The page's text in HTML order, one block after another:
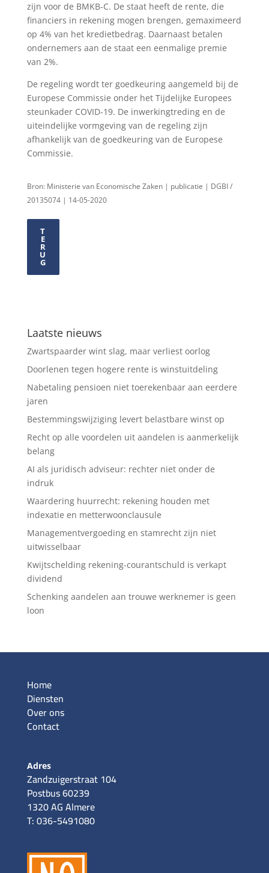
zijn voor de BMKB-C. De staat heeft de rente, die
financiers in rekening mogen brengen, gemaximeerd
op 4% van het kredietbedrag. Daarnaast betalen
ondernemers aan de staat een eenmalige premie
van 2%.
De regeling wordt ter goedkeuring aangemeld bij de
Europese Commissie onder het Tijdelijke Europees
steunkader COVID-19. De inwerkingtreding en de
uiteindelijke vormgeving van de regeling zijn
afhankelijk van de goedkeuring van de Europese
Commissie.
Bron: Ministerie van Economische Zaken | publicatie | DGBI /
20135074 | 14-05-2020
T
E
R
U
G
Laatste nieuws
Zwartspaarder wint slag, maar verliest oorlog
Doorlenen tegen hogere rente is winstuitdeling
Nabetaling pensioen niet toerekenbaar aan eerdere
jaren
Bestemmingswijziging levert belastbare winst op
Recht op alle voordelen uit aandelen is aanmerkelijk
belang
AI als juridisch adviseur: rechter niet onder de
indruk
Waardering huurrecht: rekening houden met
indexatie en metterwoonclausule
Managementvergoeding en stamrecht zijn niet
uitwisselbaar
Kwijtschelding rekening-courantschuld is verkapt
dividend
Schenking aandelen aan trouwe werknemer is geen
loon
Home
Diensten
Over ons
Contact
Adres
Zandzuigerstraat 104
Postbus 60239
1320 AG Almere
T: 036-5491080